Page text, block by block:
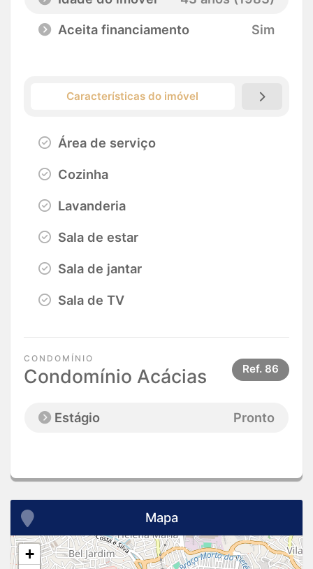
Aceita financiamento
Sim
Características do imóvel
Área de serviço
Cozinha
Lavanderia
Sala de estar
Sala de jantar
Sala de TV
CONDOMÍNIO
Condomínio Acácias Ref. 86
Estágio Pronto
Mapa
+